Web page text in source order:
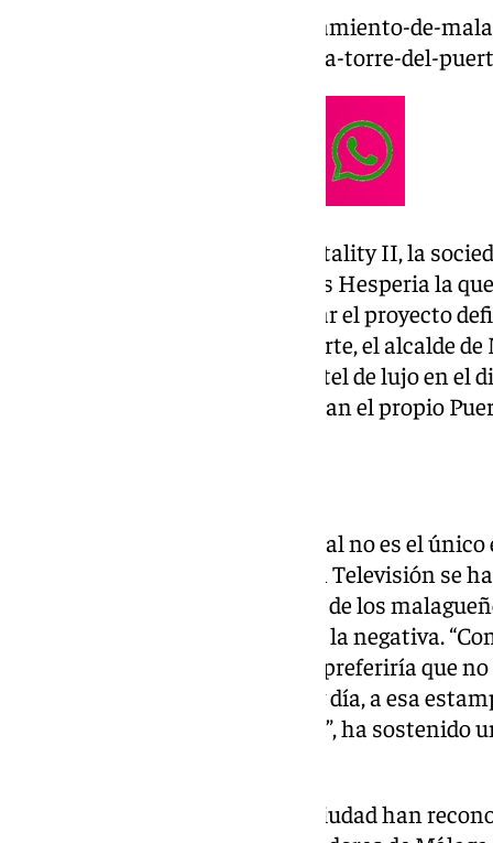
https://www.101tv.es/el-ayuntamiento-de-
los-inconvenientes-finales-de-la-torre-del-
Así, ahora es Andalusian Hospitality II, la
fondo catarí Al Alfia y de Hoteles Hesperia la
aproximadamente para entregar el proyecto
aprobación definitiva. Por su parte, el alcalde
cabo la construcción de este hotel de lujo en el
motor promotor del proyecto sean el propio
Sin embargo, el regidor municipal no es el
plan que está sobre la mesa. 101 Televisión se
Málaga para conocer la opinión de los
cuyas respuestas han tendido a la negativa.
romper la estética de la ciudad, preferiría que
encanto que tiene al Puerto hoy día, a esa
llegar a Málaga junto a la Farola”, ha sostenido
Asimismo, otros vecinos de la ciudad han